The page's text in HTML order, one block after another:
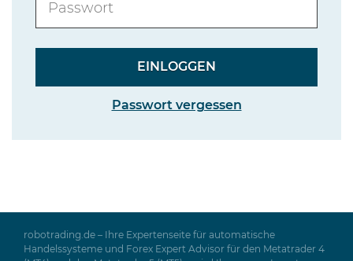
Passwort vergessen
robotrading.de – Ihre Expertenseite für automatische
Handelssysteme und Forex Expert Advisor für den Metatrader 4